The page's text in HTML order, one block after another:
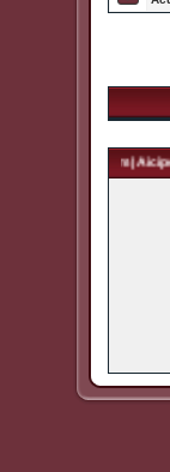
| Aici